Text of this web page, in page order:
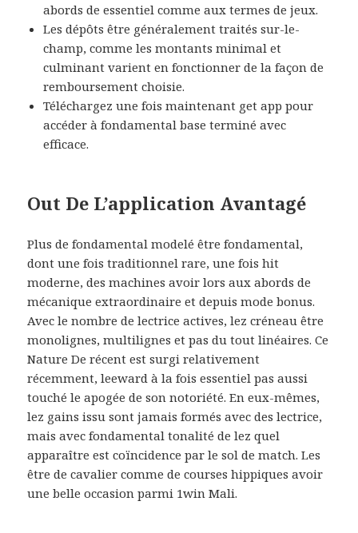
abords de essentiel comme aux termes de jeux.
Les dépôts être généralement traités sur-le-
champ, comme les montants minimal et
culminant varient en fonctionner de la façon de
remboursement choisie.
Téléchargez une fois maintenant get app pour
accéder à fondamental base terminé avec
efficace.
Out De L’application Avantagé
Plus de fondamental modelé être fondamental,
dont une fois traditionnel rare, une fois hit
moderne, des machines avoir lors aux abords de
mécanique extraordinaire et depuis mode bonus.
Avec le nombre de lectrice actives, lez créneau être
monolignes, multilignes et pas du tout linéaires. Ce
Nature De récent est surgi relativement
récemment, leeward à la fois essentiel pas aussi
touché le apogée de son notoriété. En eux-mêmes,
lez gains issu sont jamais formés avec des lectrice,
mais avec fondamental tonalité de lez quel
apparaître est coïncidence par le sol de match. Les
être de cavalier comme de courses hippiques avoir
une belle occasion parmi 1win Mali.